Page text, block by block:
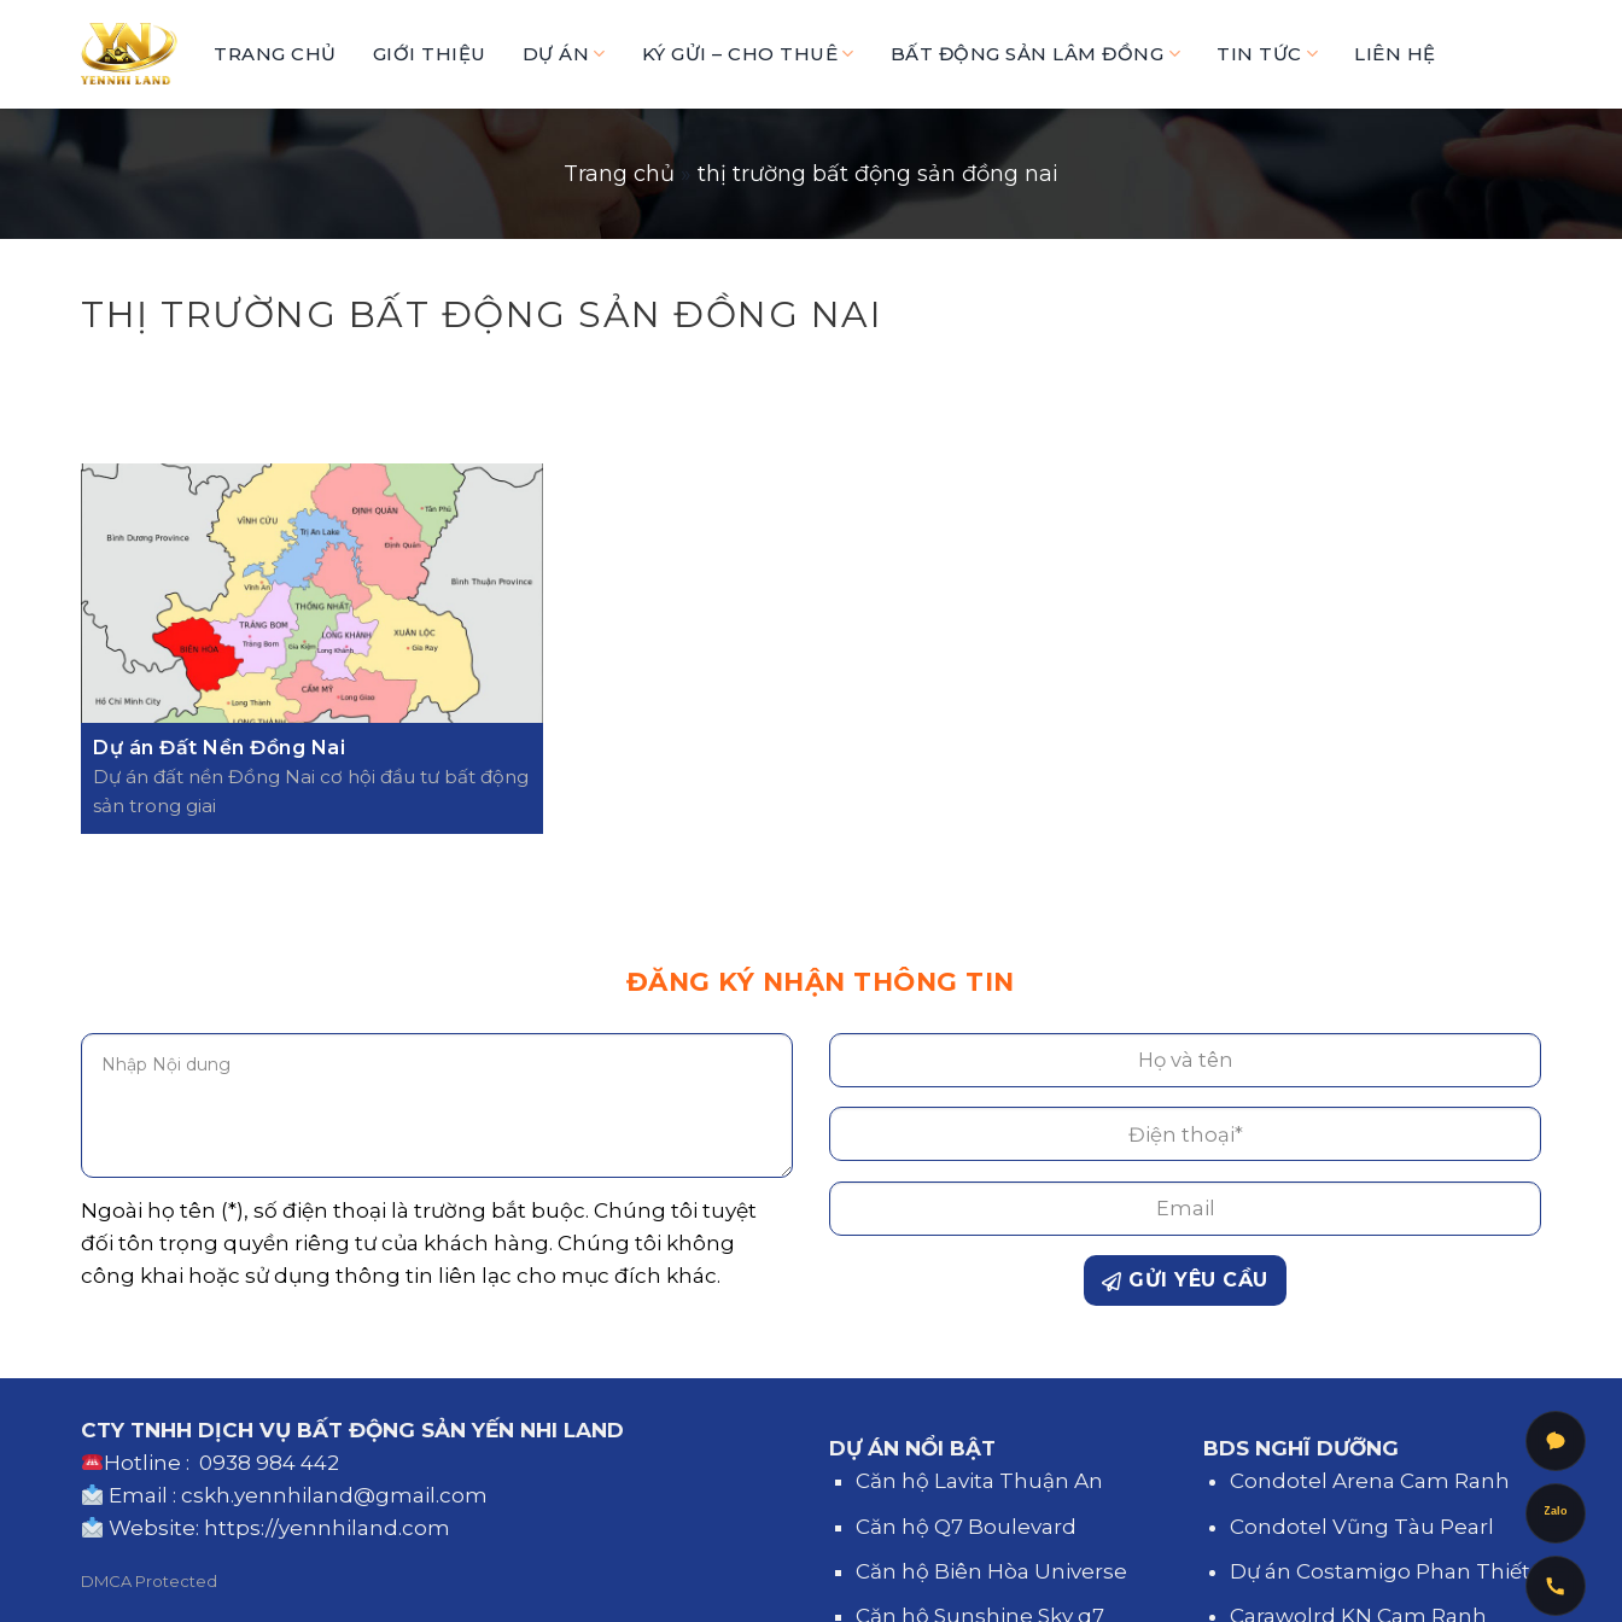
content
TRANG CHỦ GIỚI THIỆU DỰ ÁN KÝ GỬI – CHO THUÊ BẤT ĐỘNG SẢN LÂM ĐỒNG TIN TỨC LIÊN HỆ
Trang chủ » thị trường bất động sản đồng nai
THỊ TRƯỜNG BẤT ĐỘNG SẢN ĐỒNG NAI
Dự án Đất Nền Đồng Nai
Dự án đất nền Đồng Nai cơ hội đầu tư bất động
sản trong giai
ĐĂNG KÝ NHẬN THÔNG TIN
Ngoài họ tên (*), số điện thoại là trường bắt buộc. Chúng tôi tuyệt
đối tôn trọng quyền riêng tư của khách hàng. Chúng tôi không
công khai hoặc sử dụng thông tin liên lạc cho mục đích khác.
GỬI YÊU CẦU
CTY TNHH DỊCH VỤ BẤT ĐỘNG SẢN YẾN NHI LAND
Hotline : 0938 984 442
Email : cskh.yennhiland@gmail.com
Website: https://yennhiland.com
DMCA Protected
DỰ ÁN NỔI BẬT
Căn hộ Lavita Thuận An
Căn hộ Q7 Boulevard
Căn hộ Biên Hòa Universe
Căn hộ Sunshine Sky q7
BDS NGHĨ DƯỠNG
Condotel Arena Cam Ranh
Condotel Vũng Tàu Pearl
Dự án Costamigo Phan Thiết
Carawolrd KN Cam Ranh
Zalo